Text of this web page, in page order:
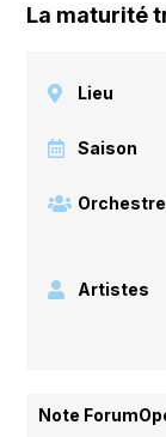
La maturité
Lieu
Saison
Orchestre
Artistes
Note